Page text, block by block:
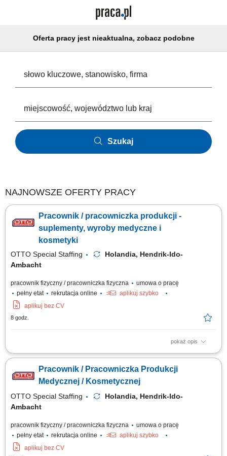
Oferta pracy jest nieaktualna, zobacz podobne
Szukaj
NAJNOWSZE OFERTY PRACY
Pracownik / pracowniczka produkcji -
suplementy, wyroby medyczne i
kosmetyki
OTTO Special Staffing
Holandia, Hendrik-Ido-
Ambacht
pracownik fizyczny / pracowniczka fizyczna
umowa o pracę
pełny etat
rekrutacja online
aplikuj szybko
aplikuj bez CV
8 godz.
pokaż opis
Twoje codzienne zadania Bierzesz odpowiedzialność za proces
pakowania, aby upewnić się, że produkty są pakowane z najwyższą
starannością. Naklejać odpowiednie etykiety na butelki, pudełka i tuby
Pracownik / Pracowniczka Produkcji
Medycznej / Kosmetycznej
OTTO Special Staffing
Holandia, Hendrik-Ido-
Ambacht
pracownik fizyczny / pracowniczka fizyczna
umowa o pracę
pełny etat
rekrutacja online
aplikuj szybko
aplikuj bez CV